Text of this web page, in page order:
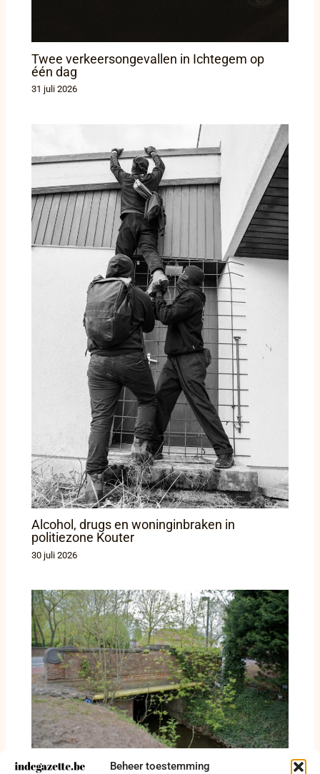
Beheer toestemming
Twee verkeersongevallen in Ichtegem op
één dag
31 juli 2026
Alcohol, drugs en woninginbraken in
politiezone Kouter
30 juli 2026